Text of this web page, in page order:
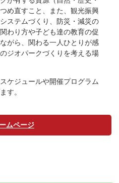
め直すこと、また、観光振興
ステムづくり、防災・減災の
わり方や子ども達の教育の促
がら、関わる一人ひとりが感
ジオパークづくりを考える場
ケジュールや開催プログラム
す。
ムページ